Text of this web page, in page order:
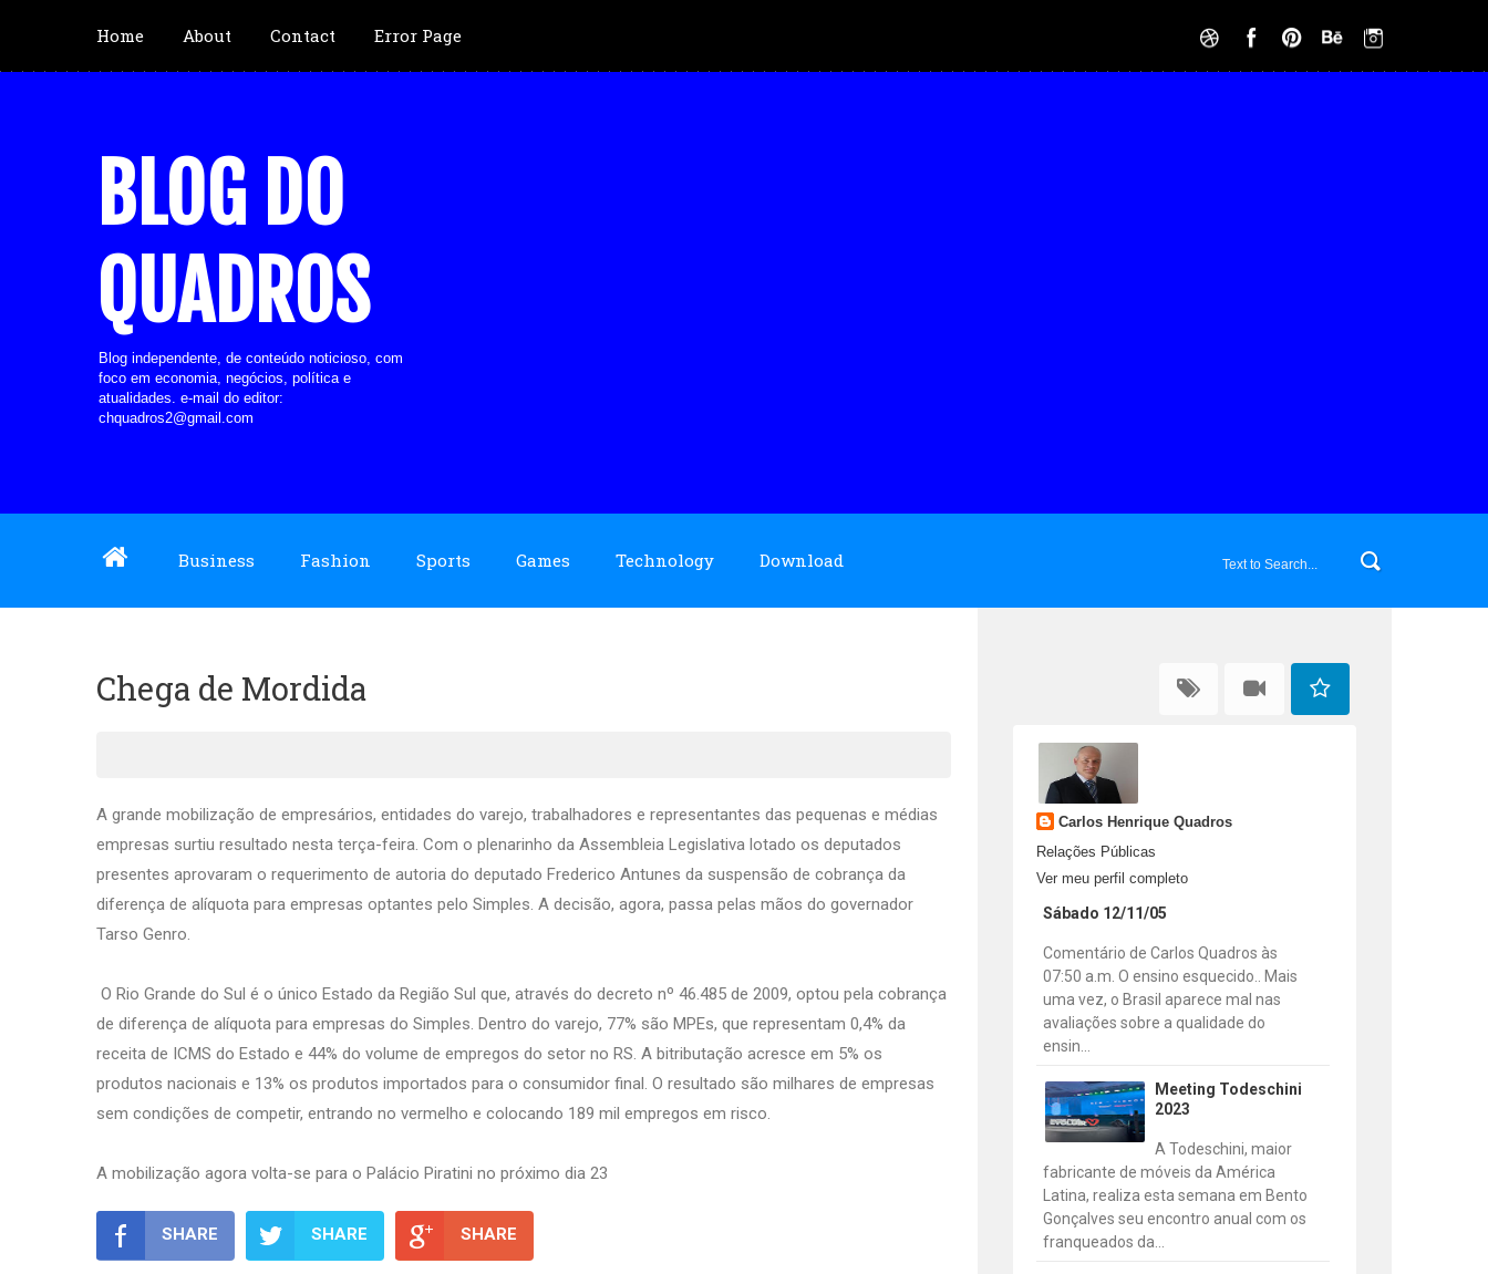
Home About Contact Error Page
BLOG DO
QUADROS
Blog independente, de conteúdo noticioso, com
foco em economia, negócios, política e
atualidades. e-mail do editor:
chquadros2@gmail.com
Business Fashion Sports Games Technology Download
Chega de Mordida
A grande mobilização de empresários, entidades do varejo, trabalhadores e representantes das pequenas e médias
empresas surtiu resultado nesta terça-feira. Com o plenarinho da Assembleia Legislativa lotado os deputados
presentes aprovaram o requerimento de autoria do deputado Frederico Antunes da suspensão de cobrança da
diferença de alíquota para empresas optantes pelo Simples. A decisão, agora, passa pelas mãos do governador
Tarso Genro.
O Rio Grande do Sul é o único Estado da Região Sul que, através do decreto nº 46.485 de 2009, optou pela cobrança
de diferença de alíquota para empresas do Simples. Dentro do varejo, 77% são MPEs, que representam 0,4% da
receita de ICMS do Estado e 44% do volume de empregos do setor no RS. A bitributação acresce em 5% os
produtos nacionais e 13% os produtos importados para o consumidor final. O resultado são milhares de empresas
sem condições de competir, entrando no vermelho e colocando 189 mil empregos em risco.
A mobilização agora volta-se para o Palácio Piratini no próximo dia 23
SHARE SHARE SHARE
Carlos Henrique Quadros
Relações Públicas
Ver meu perfil completo
Sábado 12/11/05
Comentário de Carlos Quadros às
07:50 a.m. O ensino esquecido.. Mais
uma vez, o Brasil aparece mal nas
avaliações sobre a qualidade do
ensin...
Meeting Todeschini
2023
A Todeschini, maior
fabricante de móveis da América
Latina, realiza esta semana em Bento
Gonçalves seu encontro anual com os
franqueados da...